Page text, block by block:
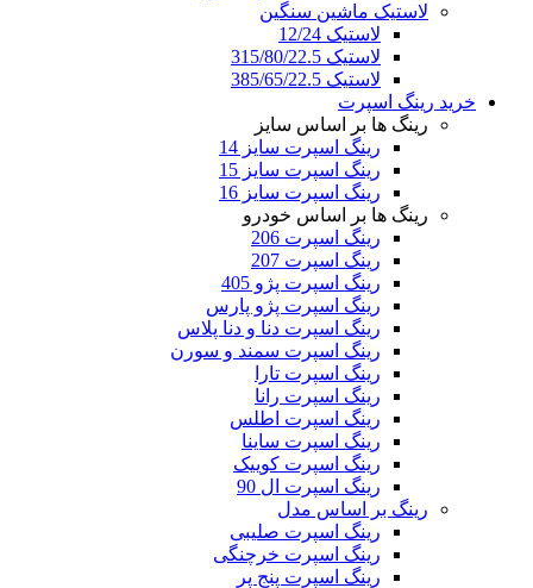
لاستیک ماشین سنگین
لاستیک 12/24
لاستیک 315/80/22.5
لاستیک 385/65/22.5
خرید رینگ اسپرت
رینگ ها بر اساس سایز
رینگ اسپرت سایز 14
رینگ اسپرت سایز 15
رینگ اسپرت سایز 16
رینگ ها بر اساس خودرو
رینگ اسپرت 206
رینگ اسپرت 207
رینگ اسپرت پژو 405
رینگ اسپرت پژو پارس
رینگ اسپرت دنا و دنا پلاس
رینگ اسپرت سمند و سورن
رینگ اسپرت تارا
رینگ اسپرت رانا
رینگ اسپرت اطلس
رینگ اسپرت ساینا
رینگ اسپرت کوییک
رینگ اسپرت ال 90
رینگ بر اساس مدل
رینگ اسپرت صلیبی
رینگ اسپرت خرچنگی
رینگ اسپرت پنج پر